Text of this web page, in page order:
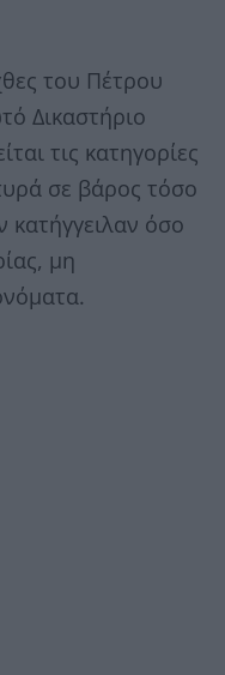
του Πέτρου
Δικαστήριο
τις κατηγορίες
σε βάρος τόσο
όσο
μη